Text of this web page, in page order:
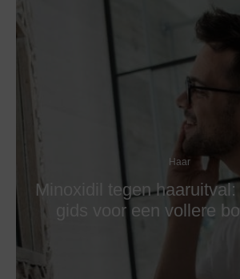
Haar
Minoxidil tegen
gids voor een vollere